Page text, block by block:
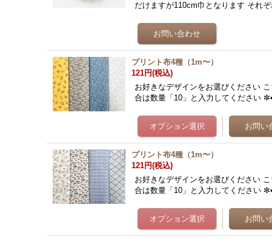
だけますが110cm巾となります それ
プリント布4種（1m〜）
121円(税込)
お好きなデザインをお選びください
合は数量「10」と入力してくださ
プリント布4種（1m〜）
121円(税込)
お好きなデザインをお選びください
合は数量「10」と入力してくださ